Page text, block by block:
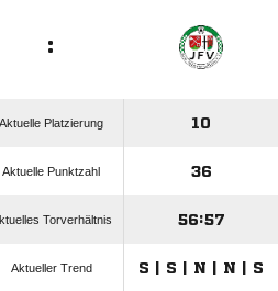
:
Aktuelle Platzierung 10
Aktuelle Punktzahl 36
Torverhältnis 56:57
Aktueller Trend S | S | N | N | S